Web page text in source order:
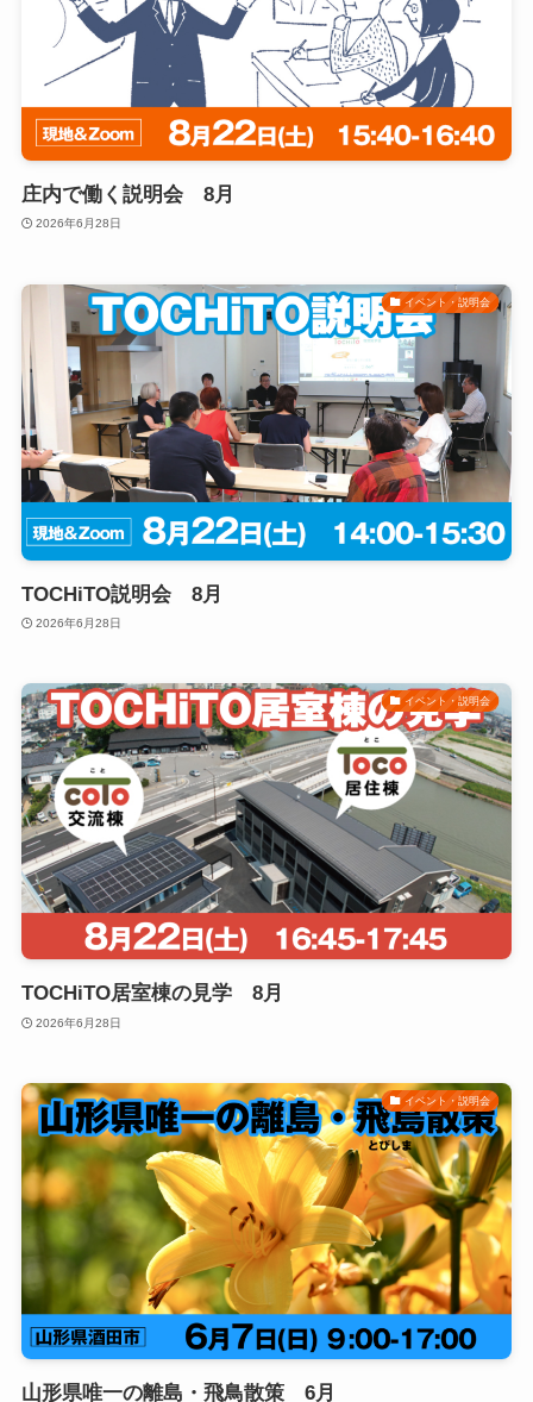
庄内で働く説明会 8月
2026年6月28日
イベント・説明会
TOCHiTO説明会 8月
2026年6月28日
イベント・説明会
TOCHiTO居室棟の見学 8月
2026年6月28日
イベント・説明会
山形県唯一の離島・飛鳥散策 6月